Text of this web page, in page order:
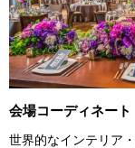
会場コーディネート
世界的なインテリア